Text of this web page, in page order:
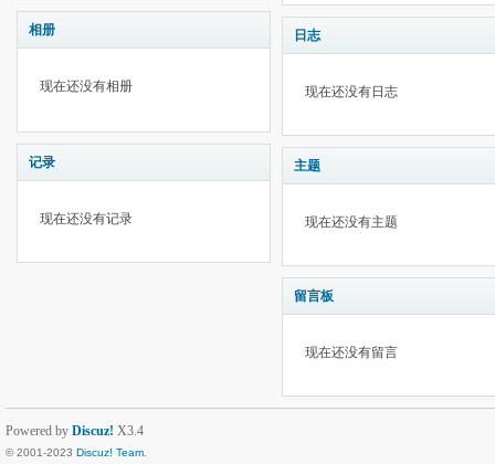
相册
现在还没有相册
记录
现在还没有记录
日志
现在还没有日志
主题
现在还没有主题
留言板
现在还没有留言
Powered by Discuz! X3.4
© 2001-2023 Discuz! Team